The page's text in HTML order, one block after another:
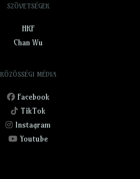
SZÖVETSÉGEK
HKF
Chan Wu
KÖZÖSSÉGI MÉDIA
Facebook
TikTok
Instagram
Youtube